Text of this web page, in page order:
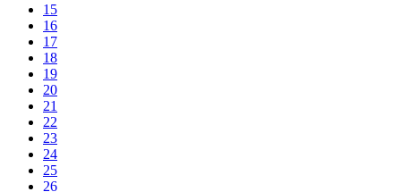
15
16
17
18
19
20
21
22
23
24
25
26